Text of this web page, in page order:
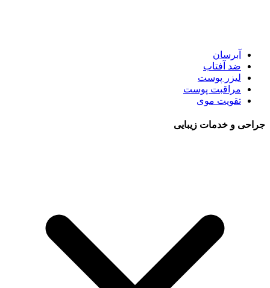
آبرسان
ضد آفتاب
لیزر پوست
مراقبت پوست
تقویت موی
جراحی و خدمات زیبایی